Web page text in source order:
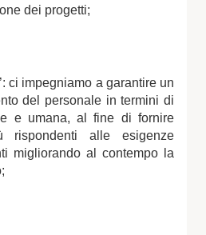
dei progetti;
ci impegniamo a garantire un
del personale in termini di
e umana, al fine di fornire
rispondenti alle esigenze
migliorando al contempo la